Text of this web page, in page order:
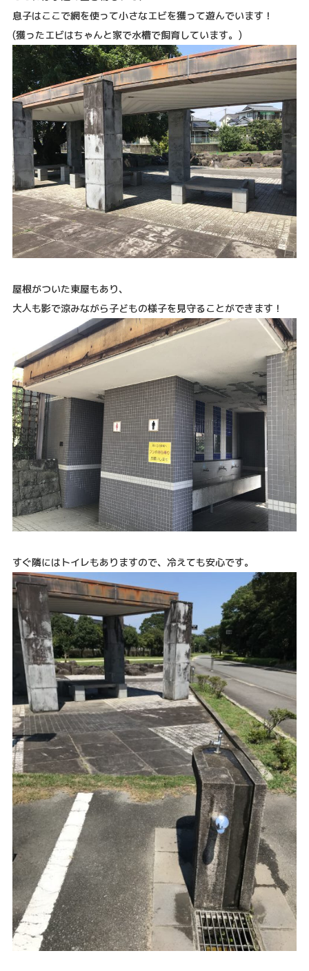
息子はここで網を使って小さなエビを獲って遊んでいます！
(獲ったエビはちゃんと家で水槽で飼育しています。)
屋根がついた東屋もあり、
大人も影で涼みながら子どもの様子を見守ることができます！
すぐ隣にはトイレもありますので、冷えても安心です。